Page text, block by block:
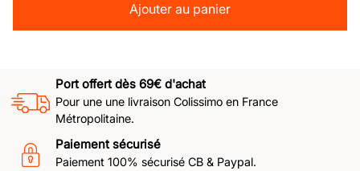
Ajouter au panier
Port offert dès 69€ d'achat
Pour une une livraison Colissimo en France
Métropolitaine.
Paiement sécurisé
Paiement 100% sécurisé CB & Paypal.